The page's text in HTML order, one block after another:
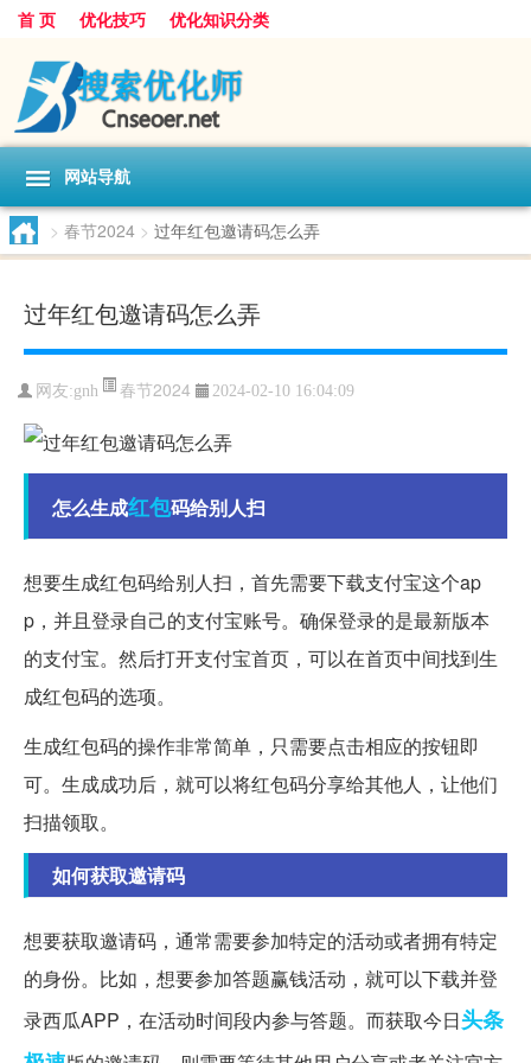
首 页 优化技巧 优化知识分类
网站导航
> 春节2024 > 过年红包邀请码怎么弄
过年红包邀请码怎么弄
网友:gnh 春节2024 2024-02-10 16:04:09
怎么生成红包码给别人扫
想要生成红包码给别人扫，首先需要下载支付宝这个ap
p，并且登录自己的支付宝账号。确保登录的是最新版本
的支付宝。然后打开支付宝首页，可以在首页中间找到生
成红包码的选项。
生成红包码的操作非常简单，只需要点击相应的按钮即
可。生成成功后，就可以将红包码分享给其他人，让他们
扫描领取。
如何获取邀请码
想要获取邀请码，通常需要参加特定的活动或者拥有特定
的身份。比如，想要参加答题赢钱活动，就可以下载并登
录西瓜APP，在活动时间段内参与答题。而获取今日头条